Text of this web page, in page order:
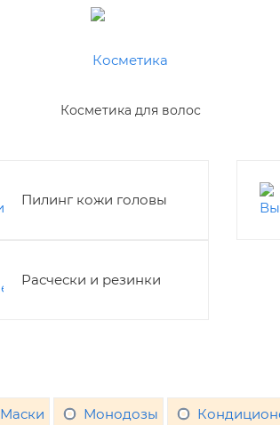
Косметика для волос
Пилинг кожи головы
Расчески и резинки
Маски Монодозы